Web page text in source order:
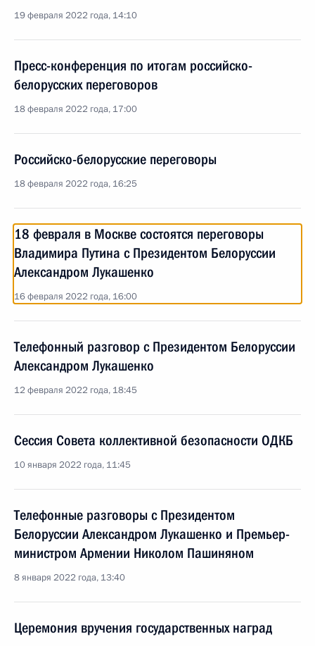
19 февраля 2022 года, 14:10
Пресс-конференция по итогам российско-
белорусских переговоров
18 февраля 2022 года, 17:00
Российско-белорусские переговоры
18 февраля 2022 года, 16:25
18 февраля в Москве состоятся переговоры
Владимира Путина с Президентом Белоруссии
Александром Лукашенко
16 февраля 2022 года, 16:00
Телефонный разговор с Президентом Белоруссии
Александром Лукашенко
12 февраля 2022 года, 18:45
Сессия Совета коллективной безопасности ОДКБ
10 января 2022 года, 11:45
Телефонные разговоры с Президентом
Белоруссии Александром Лукашенко и Премьер-
министром Армении Николом Пашиняном
8 января 2022 года, 13:40
Церемония вручения государственных наград